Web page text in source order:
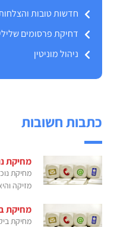
חדשות טובות והצלחות
דחיקת פרסומים
ניהול מוניטין
כתבות חשובות
מחיקת
מחיקת
מזיקה
מחיקת
מחיקת